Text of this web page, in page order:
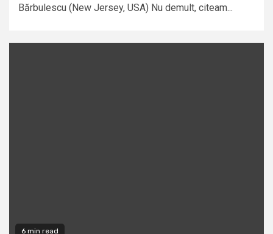
Bărbulescu (New Jersey, USA) Nu demult, citeam...
6 min read